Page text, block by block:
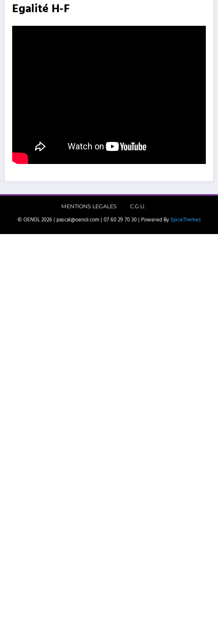
Egalité H-F
MENTIONS LEGALES C.G.U.
© OENOL 2026 | pascal@oenol.com | 07 60 29 70 30 | Powered By SpiceThemes